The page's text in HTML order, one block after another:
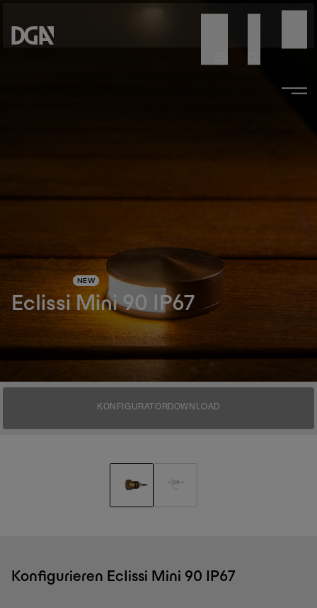
Eclissi Mini 90 IP67
NEW
KONFIGURATORDOWNLOAD
Konfigurieren Eclissi Mini 90 IP67